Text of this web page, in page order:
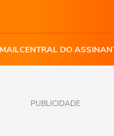
CENTRAL DO
PUBLICIDADE